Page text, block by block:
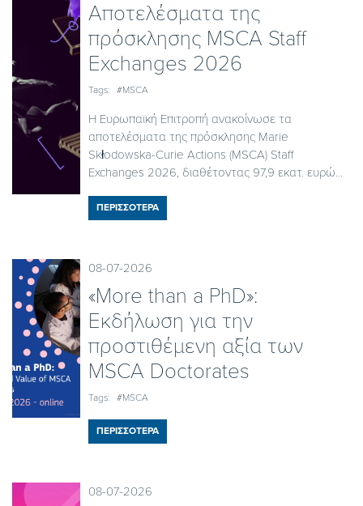
Αποτελέσματα της
πρόσκλησης MSCA Staff
Exchanges 2026
Tags: #MSCA
Η Ευρωπαϊκή Επιτροπή ανακοίνωσε τα
αποτελέσματα της πρόσκλησης Marie
Skłodowska-Curie Actions (MSCA) Staff
Exchanges 2026, διαθέτοντας 97,9 εκατ. ευρώ...
ΠΕΡΙΣΣΟΤΕΡΑ
08-07-2026
«More than a PhD»:
Εκδήλωση για την
προστιθέμενη αξία των
MSCA Doctorates
Tags: #MSCA
ΠΕΡΙΣΣΟΤΕΡΑ
08-07-2026